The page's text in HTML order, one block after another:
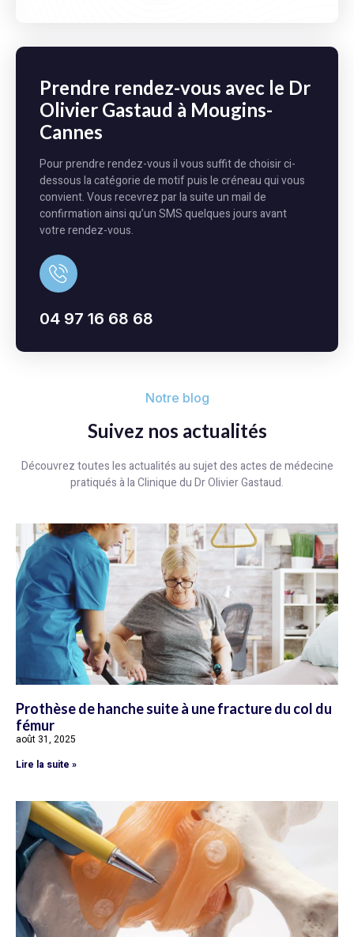
Prendre rendez-vous avec le Dr
Olivier Gastaud à Mougins-
Cannes
Pour prendre rendez-vous il vous suffit de choisir ci-
dessous la catégorie de motif puis le créneau qui vous
convient. Vous recevrez par la suite un mail de
confirmation ainsi qu’un SMS quelques jours avant
votre rendez-vous.
04 97 16 68 68
Notre blog
Suivez nos actualités
Découvrez toutes les actualités au sujet des actes de médecine
pratiqués à la Clinique du Dr Olivier Gastaud.
Prothèse de hanche suite à une fracture du col du
fémur
août 31, 2025
Lire la suite »